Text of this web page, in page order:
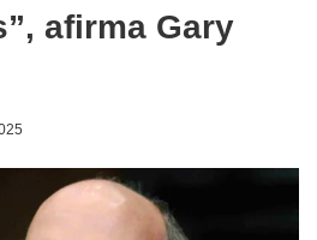
afirma Gary